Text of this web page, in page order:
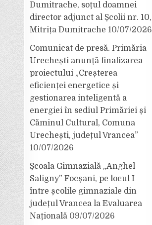
Dumitrache, soțul doamnei
director adjunct al Școlii nr. 10,
Mitrița Dumitrache 10/07/2026
Comunicat de presă. Primăria
Urechești anunță finalizarea
proiectului „Creșterea
eficienței energetice și
gestionarea inteligentă a
energiei în sediul Primăriei și
Căminul Cultural, Comuna
Urechești, județul Vrancea”
10/07/2026
Școala Gimnazială „Anghel
Saligny” Focșani, pe locul I
între școlile gimnaziale din
județul Vrancea la Evaluarea
Națională 09/07/2026